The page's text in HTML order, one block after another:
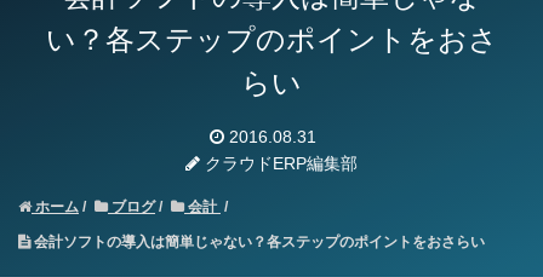
い？各ステップのポイントをおさ
らい
2016.08.31
クラウドERP編集部
ホーム ブログ 会計
会計ソフトの導入は簡単じゃない？各ステップのポイントをおさらい